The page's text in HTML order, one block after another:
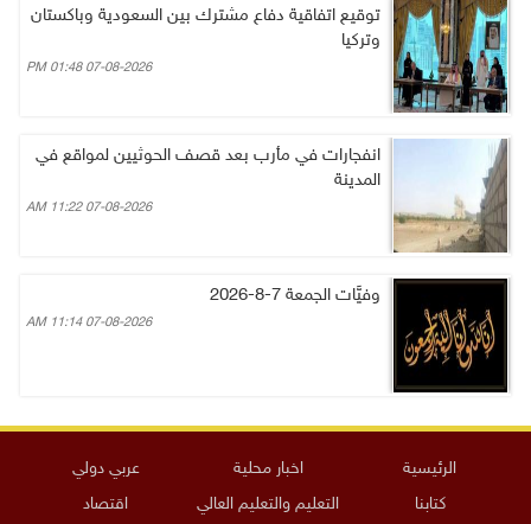
توقيع اتفاقية دفاع مشترك بين السعودية وباكستان
وتركيا
07-08-2026 01:48 PM
انفجارات في مأرب بعد قصف الحوثيين لمواقع في
المدينة
07-08-2026 11:22 AM
وفيَّات الجمعة 7-8-2026
07-08-2026 11:14 AM
الرئيسية اخبار محلية
عربي دولي
كتابنا
التعليم والتعليم العالي اقتصاد